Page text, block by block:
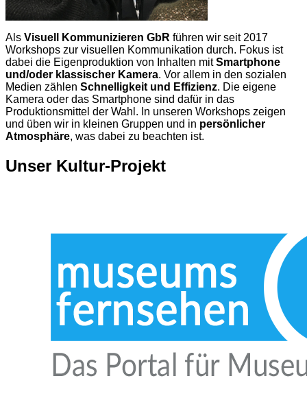
Als Visuell Kommunizieren GbR führen wir seit 2017
Workshops zur visuellen Kommunikation durch. Fokus ist
dabei die Eigenproduktion von Inhalten mitSmartphone
und/oder klassischer Kamera. Vor allem in den sozialen
Medien zählen Schnelligkeit und Effizienz. Die eigene
Kamera oder das Smartphone sind dafür in das
Produktionsmittel der Wahl. In unseren Workshops zeigen
und üben wir in kleinen Gruppen und in persönlicher
Atmosphäre, was dabei zu beachten ist.
Unser Kultur-Projekt